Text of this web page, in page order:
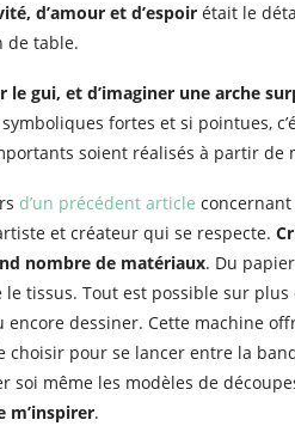
d’amour et d’espoir était le
de table.
le gui, et d’imaginer une arche
fortes et si pointues,
soient réalisés à partir de
d’un précédent article
et créateur qui se respecte.
nombre de matériaux. Du
tissus. Tout est possible sur
encore dessiner. Cette machine
pour se lancer entre la
soi même les modèles de
m’inspirer.